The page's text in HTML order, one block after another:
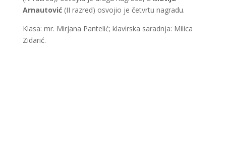
Arnautović(II razred) osvojio je četvrtu nagradu.
Klasa: mr. Mirjana Pantelić; klavirska saradnja: Milica
Zidarić.